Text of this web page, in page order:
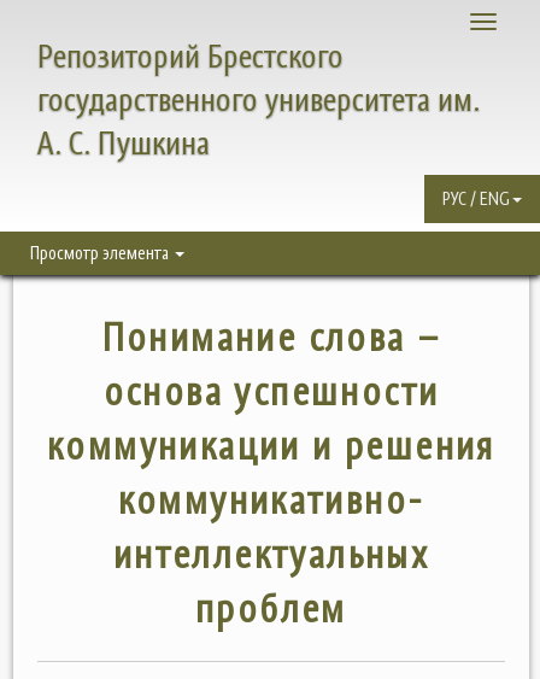
Toggle
Репозиторий Брестского
государственного университета им.
А. С. Пушкина
РУС / ENG
Просмотр элемента
Понимание слова –
основа успешности
коммуникации и решения
коммуникативно-
интеллектуальных
проблем